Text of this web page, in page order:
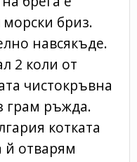
бриз.
навсякъде.
2 коли от
чистокръвна
грам ръжда.
котката
й отварям